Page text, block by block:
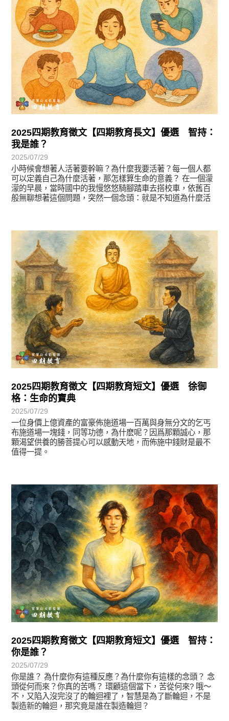
2025四期教育徵文【四期教育長文】優選 智持：
我是誰？
2025/07/29
小時候會想著人活著要幹嘛？為什麼我要活著？每一個人都
可以定義自己為什麼活著，那怎樣算生命的意義？ 在一個濛
濛的早晨，當時國中的我慢悠悠騎腳踏車去搭校車，依舊百
般無聊想著這個問題，突然一個念頭：就是不知道為什麼活
2025四期教育徵文【四期教育短文】優選 徐御
格：生命的寶典
2025/07/29
一位身價上億資產的富豪佈施道場一百萬與身無分文的乞丐
布施道場一塊錢，同等功德，為什麽呢？因爲那顆誠心，那
顆渴望供養的勝菩提心可以感動天地，而佈施中錢財是最不
值得一提。
徵文賞析
2025四期教育徵文【四期教育短文】優選 智持：
你是誰？
2025/07/29
你是誰？ 為什麼你有這種反應？為什麼你有這樣的念頭？ 念
頭從何而來？你真的苦嗎？ 環顧這個當下，苦從何來? 哦～
不，又陷入沒完沒了的輪迴裡了，智慧是為了斷輪迴，不是
製造新的輪迴，那究竟是誰在製造輪迴？
徵文賞析